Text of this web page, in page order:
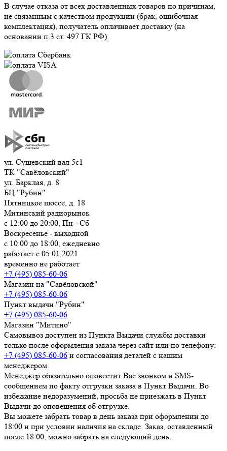
В случае отказа от всех доставленных товаров по причинам,
не связанным с качеством продукции (брак, ошибочная
комплектация), получатель оплачивает доставку (на
основании п.3 ст. 497 ГК РФ).
ул. Сущевский вал 5с1
ТК "Савёловский"
ул. Барклая, д. 8
БЦ "Рубин"
Пятницкое шоссе, д. 18
Митинский радиорынок
с 12:00 до 20:00, Пн - Сб
Воскресенье - выходной
с 10:00 до 18:00, ежедневно
работает с 05.01.2021
временно не работает
+7 (495) 085-60-06
Магазин на "Савёловской"
+7 (495) 085-60-06
Пункт выдачи "Рубин"
+7 (495) 085-60-06
Магазин "Митино"
Самовывоз доступен из Пункта Выдачи службы доставки
только после оформления заказа через сайт или по телефону:
+7 (495) 085-60-06 и согласования деталей с нашим
менеджером.
Менеджер обязательно оповестит Вас звонком и SMS-
сообщением по факту отгрузки заказа в Пункт Выдачи. Во
избежание недоразумений, просьба не приезжать в Пункт
Выдачи до оповещения об отгрузке
Вы можете забрать товар в день заказа при оформлении до
18:00 и при условии наличия на складе. Заказ, оставленный
после 18:00, можно забрать на следующий день.